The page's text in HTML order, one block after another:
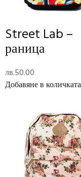
Long Description
Description
WinX – несесер
Допълнителна
7 × 20 × 13 см
Отзиви (0)
Reviews
Street Lab –
раница
лв.50.00
Добавяне в количката